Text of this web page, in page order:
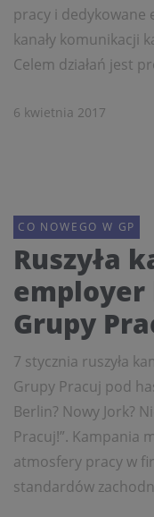
pracy i dedykowane
kanały komunikacji
Celem działań jest
6 kwietnia 2017
CO NOWEGO W GP
Ruszyła
employer
Grupy
7 stycznia ruszyła
Grupy Pracuj pod
Berlin? Nowy Jork?
Pracuj!”. Kampania
atmosfery pracy w
standardów